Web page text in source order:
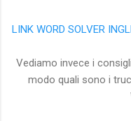
LINK WORD SOLVER
Vediamo invece i
modo quali sono i